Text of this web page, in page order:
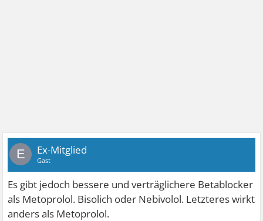
E Ex-Mitglied
Gast
Es gibt jedoch bessere und verträglichere Betablocker
als Metoprolol. Bisolich oder Nebivolol. Letzteres wirkt
anders als Metoprolol.